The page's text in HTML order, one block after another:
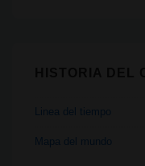
Linea del tiempo
Mapa del mundo